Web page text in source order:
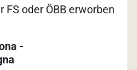
oder ÖBB erworben
-